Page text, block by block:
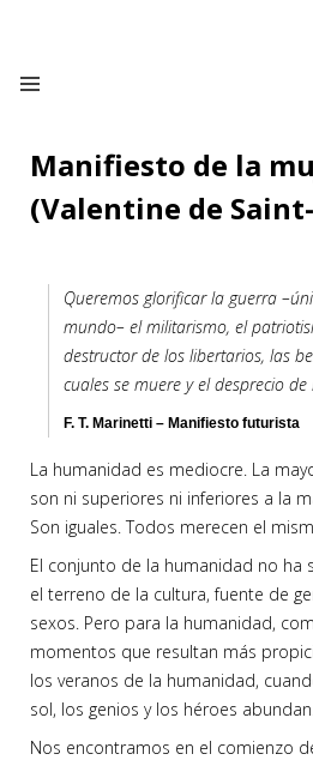
Manifiesto de la
(Valentine de
Queremos glorificar la guerra
mundo– el militarismo, el
destructor de los libertarios, las
cuales se muere y el desprecio de
F. T. Marinetti – Manifiesto futurista
La humanidad es mediocre. La
son ni superiores ni inferiores a la
Son iguales. Todos merecen el
El conjunto de la humanidad no ha
el terreno de la cultura, fuente de
sexos. Pero para la humanidad,
momentos que resultan más
los veranos de la humanidad,
sol, los genios y los héroes
Nos encontramos en el comienzo